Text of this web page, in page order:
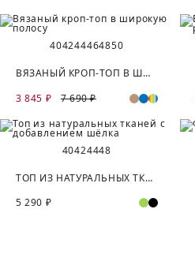
404244464850
ВЯЗАНЫЙ КРОП-ТОП В ШИРОКУЮ ПОЛОСУ
3 845 ₽
7 690 ₽
40424448
ТОП ИЗ НАТУРАЛЬНЫХ ТКАНЕЙ С ДОБАВЛЕНИЕМ ШЁЛКА
5 290 ₽